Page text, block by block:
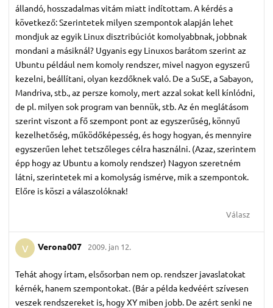
állandó, hosszadalmas vitám miatt indítottam. A kérdés a
következő: Szerintetek milyen szempontok alapján lehet
mondjuk az egyik Linux disztribúciót komolyabbnak, jobbnak
mondani a másiknál? Ugyanis egy Linuxos barátom szerint az
Ubuntu például nem komoly rendszer, mivel nagyon egyszerű
kezelni, beállítani, olyan kezdőknek való. De a SuSE, a Sabayon,
Mandriva, stb., az persze komoly, mert azzal sokat kell kínlódni,
de pl. milyen sok program van bennük, stb. Az én meglátásom
szerint viszont a fő szempont pont az egyszerűség, könnyű
kezelhetőség, működőképesség, és hogy hogyan, és mennyire
egyszerűen lehet tetszőleges célra használni. (Azaz, szerintem
épp hogy az Ubuntu a komoly rendszer) Nagyon szeretném
látni, szerintetek mi a komolyság ismérve, mik a szempontok.
Előre is köszi a válaszolóknak!
Válasz
V Verona007 2009. jan 12.
Tehát ahogy írtam, elsősorban nem op. rendszer javaslatokat
kérnék, hanem szempontokat. (Bár a példa kedvéért szívesen
veszek rendszereket is, hogy XY miben jobb. De azért senki ne